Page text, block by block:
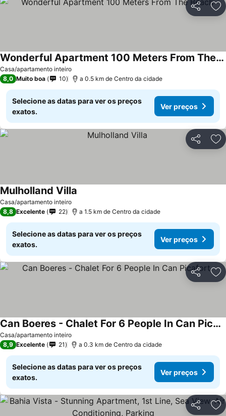
Partilhar
Casa/apartamento inteiro
Wonderful Apartment 100 Meters From The Beach
Ver preços
8,0 Muito boa 10 a 0.5 km de Centro da cidade
Selecione as datas para ver os preços
exatos.
Ver preços
Partilhar
Casa/apartamento inteiro
Mulholland Villa
8,8 Excelente 22 a 1.5 km de Centro da cidade
Selecione as datas para ver os preços
exatos.
Ver preços
Partilhar
Casa/apartamento inteiro
Can Boeres - Chalet For 6 People In Can Picafort.
Ver preços
8,9 Excelente 21 a 0.3 km de Centro da cidade
Selecione as datas para ver os preços
exatos.
Ver preços
Partilhar